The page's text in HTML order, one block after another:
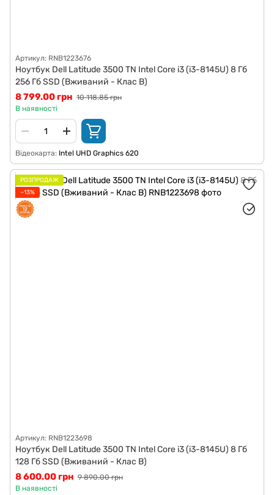
Артикул: RNB1223676
Ноутбук Dell Latitude 3500 TN Intel Core i3 (i3-8145U) 8 Гб
256 Гб SSD (Вживаний - Клас B)
8 799.00 грн 10 118.85 грн
В наявності
Відеокарта Intel UHD Graphics 620
РОЗПРОДАЖ
−13%
Артикул: RNB1223698
Ноутбук Dell Latitude 3500 TN Intel Core i3 (i3-8145U) 8 Гб
128 Гб SSD (Вживаний - Клас B)
8 600.00 грн 9 890.00 грн
В наявності